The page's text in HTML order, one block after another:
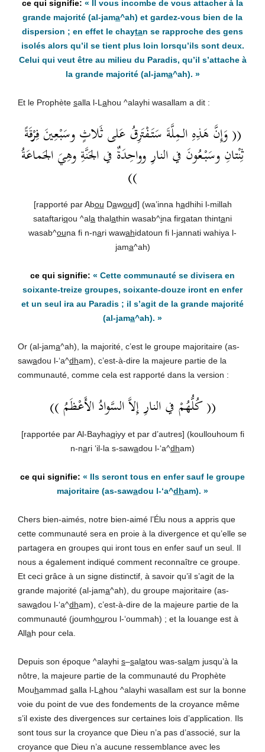
« Il vous incombe de vous attacher à la
grande majorité (al-jama^ah) et gardez-vous bien de la
dispersion ; en effet le chaytan se rapproche des gens
isolés alors qu’il se tient plus loin lorsqu’ils sont deux.
Celui qui veut être au milieu du Paradis, qu’il s’attache à
la grande majorité (al-jama^ah). »
Et le Prophète salla l-L ahou ^alayhi wasallam a dit :
(( وَإِنَّ هَذِهِ الـمِلَّةَ سَتَفْتَرِقُ عَلى ثَلاثٍ وسَبْعِينَ فِرْقَةً
ثِنْتانِ وسَبْعُونَ في النارِ وواحِدَةٌ في الجَنَّةِ وهِيَ الجَماعَةُ
))
[rapporté par Abou Dawoud] (wa’inna hadhihi l-millah
sataftariqou ^ala thalathin wasab^ina firqatan thintani
wasab^ouna fi n-nari wawahidatoun fi l-jannati wahiya l-
jama^ah)
« Cette communauté se divisera en
soixante-treize groupes, soixante-douze iront en enfer
et un seul ira au Paradis ; il s’agit de la grande majorité
(al-jama^ah). »
Or (al-jama^ah), la majorité, c’est le groupe majoritaire (as-
sawadou l-‘a^dham), c’est-à-dire la majeure partie de la
communauté, comme cela est rapporté dans la version :
(( كُلُّهُمْ في النارِ إِلاَّ السَّوادُ الأَعْظَمُ ))
[rapportée par Al-Bayhaqiyy et par d’autres] (koullouhoum fi
n-nari ‘il-la s-sawadou l-‘a^dham)
« Ils seront tous en enfer sauf le groupe
majoritaire (as-sawadou l-‘a^dham). »
Chers bien-aimés, notre bien-aimé l’Élu nous a appris que
cette communauté sera en proie à la divergence et qu’elle se
partagera en groupes qui iront tous en enfer sauf un seul. Il
nous a également indiqué comment reconnaître ce groupe.
Et ceci grâce à un signe distinctif, à savoir qu’il s’agit de la
grande majorité (al-jama^ah), du groupe majoritaire (as-
sawadou l-‘a^dham), c’est-à-dire de la majeure partie de la
communauté (joumhourou l-‘oummah) ; et la louange est à
Allah pour cela.
Depuis son époque ^alayhi s–salatou was-salam jusqu’à la
nôtre, la majeure partie de la communauté du Prophète
Mouhammad salla l-L ahou ^alayhi wasallam est sur la bonne
voie du point de vue des fondements de la croyance même
s’il existe des divergences sur certaines lois d’application. Ils
sont tous sur la croyance que Dieu n’a pas d’associé, sur la
croyance que Dieu n’a aucune ressemblance avec les